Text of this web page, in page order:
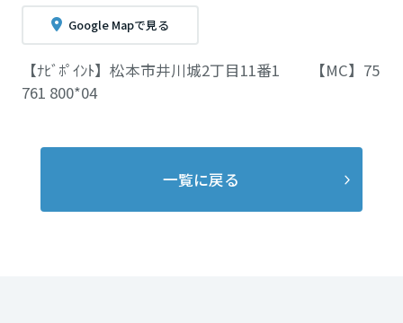
Google Mapで見る
【ﾅﾋﾞﾎﾟｲﾝﾄ】松本市井川城2丁目11番1 【MC】75
761 800*04
一覧に戻る